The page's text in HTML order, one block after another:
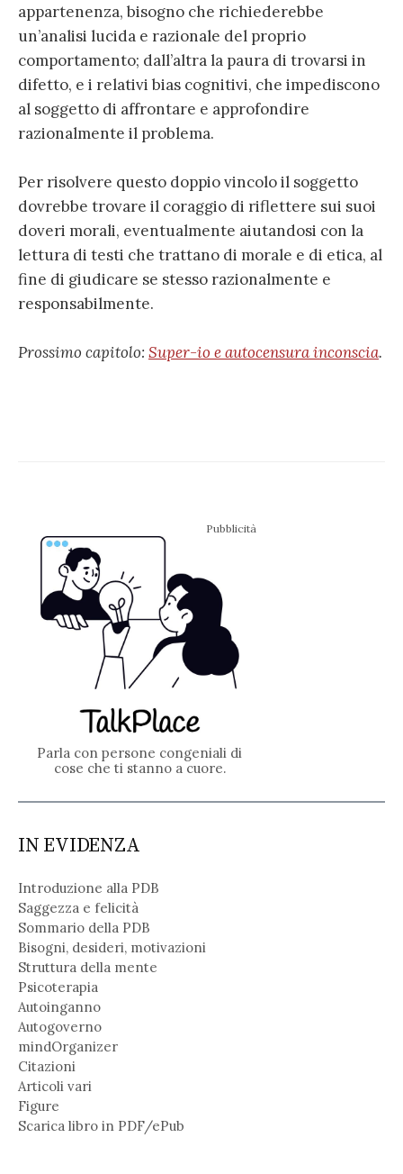
appartenenza, bisogno che richiederebbe
un’analisi lucida e razionale del proprio
comportamento; dall’altra la paura di trovarsi in
difetto, e i relativi bias cognitivi, che impediscono
al soggetto di affrontare e approfondire
razionalmente il problema.
Per risolvere questo doppio vincolo il soggetto
dovrebbe trovare il coraggio di riflettere sui suoi
doveri morali, eventualmente aiutandosi con la
lettura di testi che trattano di morale e di etica, al
fine di giudicare se stesso razionalmente e
responsabilmente.
Prossimo capitolo: Super-io e autocensura inconscia.
Pubblicità
Parla con persone congeniali di
cose che ti stanno a cuore.
IN EVIDENZA
Introduzione alla PDB
Saggezza e felicità
Sommario della PDB
Bisogni, desideri, motivazioni
Struttura della mente
Psicoterapia
Autoinganno
Autogoverno
mindOrganizer
Citazioni
Articoli vari
Figure
Scarica libro in PDF/ePub